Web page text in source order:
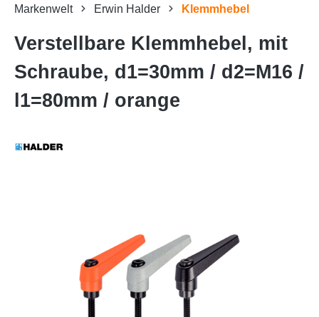
Markenwelt Erwin Halder Klemmhebel
Verstellbare Klemmhebel, mit
Schraube, d1=30mm / d2=M16 /
l1=80mm / orange